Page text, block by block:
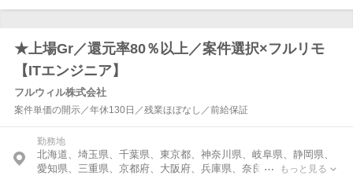
★上場Gr／還元率80％以上／案件選択×フルリモ
【ITエンジニア】
フルウィル株式会社
案件単価の開示／年休130日／残業ほぼなし／前給保証
勤務地
北海道、埼玉県、千葉県、東京都、神奈川県、岐阜県、静岡県、
愛知県、三重県、京都府、大阪府、兵庫県、奈良県、福岡県、佐
もっと見る